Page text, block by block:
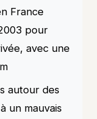
France
pour
avec une
autour des
un mauvais